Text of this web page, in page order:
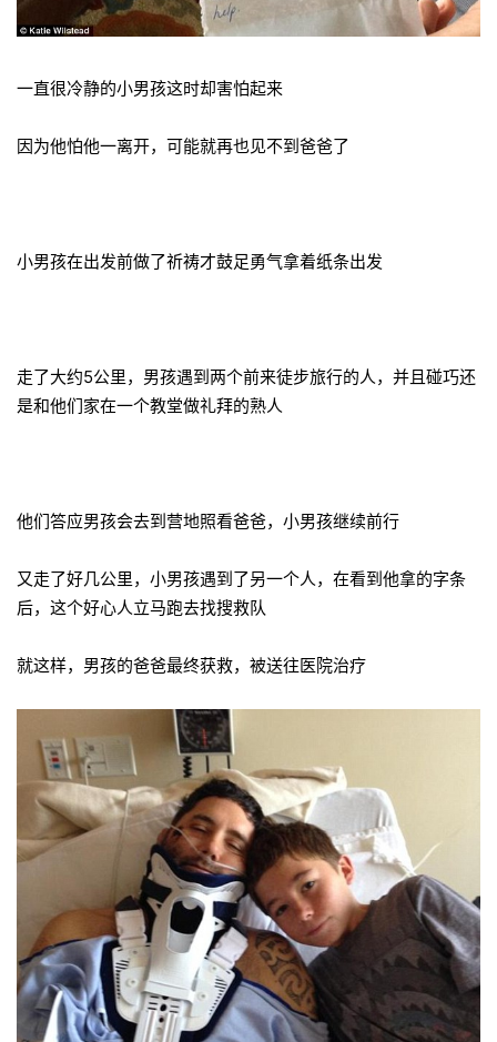
一直很冷静的小男孩这时却害怕起来
因为他怕他一离开，可能就再也见不到爸爸了
小男孩在出发前做了祈祷才鼓足勇气拿着纸条出发
走了大约5公里，男孩遇到两个前来徒步旅行的人，并且碰巧还
是和他们家在一个教堂做礼拜的熟人
他们答应男孩会去到营地照看爸爸，小男孩继续前行
又走了好几公里，小男孩遇到了另一个人，在看到他拿的字条
后，这个好心人立马跑去找搜救队
就这样，男孩的爸爸最终获救，被送往医院治疗